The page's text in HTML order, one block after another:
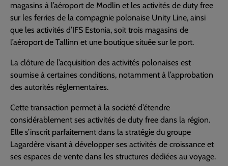
magasins à l’aéroport de Modlin et les activités de duty free
sur les ferries de la compagnie polonaise Unity Line, ainsi
que les activités d’IFS Estonia, soit trois magasins de
l’aéroport de Tallinn et une boutique située sur le port.
La clôture de l’acquisition des activités polonaises est
soumise à certaines conditions, notamment à l’approbation
des autorités réglementaires.
Cette transaction permet à la société d’étendre
considérablement ses activités de duty free dans la région.
Elle s’inscrit parfaitement dans la stratégie du groupe
Lagardère visant à développer ses activités de croissance et
ses espaces de vente dans les structures dédiées au voyage.